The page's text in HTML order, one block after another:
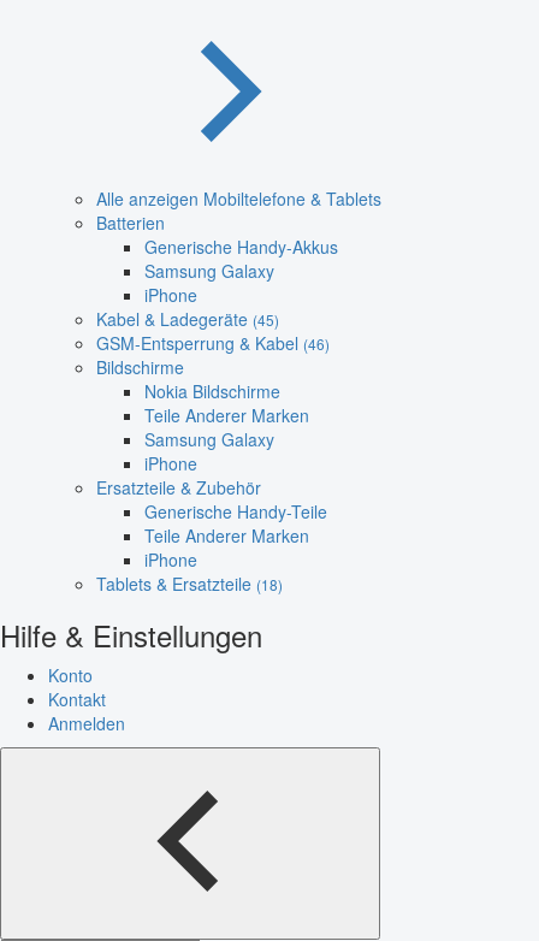
Alle anzeigen Mobiltelefone & Tablets
Batterien
Generische Handy-Akkus
Samsung Galaxy
iPhone
Kabel & Ladegeräte (45)
GSM-Entsperrung & Kabel (46)
Bildschirme
Nokia Bildschirme
Teile Anderer Marken
Samsung Galaxy
iPhone
Ersatzteile & Zubehör
Generische Handy-Teile
Teile Anderer Marken
iPhone
Tablets & Ersatzteile (18)
Hilfe & Einstellungen
Konto
Kontakt
Anmelden